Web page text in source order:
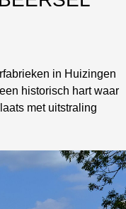
in Huizingen
historisch hart waar
met uitstraling